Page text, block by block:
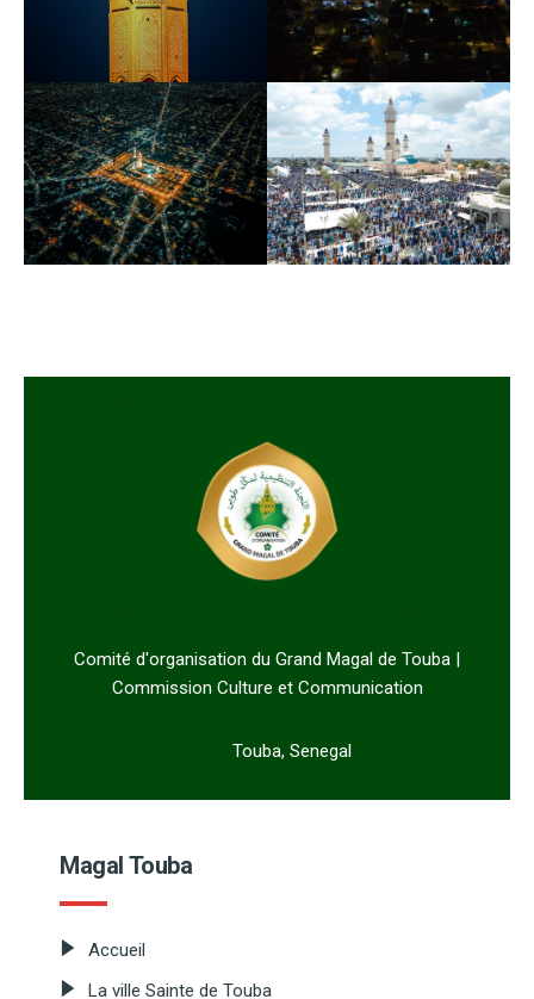
Comité d'organisation du Grand Magal de Touba |
Commission Culture et Communication
Touba, Senegal
Magal Touba
Accueil
La ville Sainte de Touba